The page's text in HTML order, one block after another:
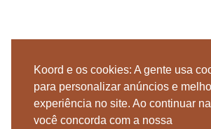
Koord e os cookies: A gente usa
para personalizar anúncios e
experiência no site. Ao continuar
você concorda com a nossa